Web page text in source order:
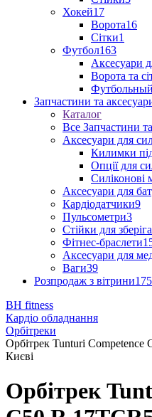
Хокей17
Ворота16
Сітки1
Футбол163
Аксесуари
Ворота та
Запчастини та
Каталог
Все Запчастини
Аксесуари для
Килимки
Опції для
Силіконові
Аксесуари для
Кардіодатчики9
Пульсометри3
Стійки для
Фітнес-браслети
Аксесуари для
Ваги39
Розпродаж з вітрини175
BH fitness
Кардіо обладнання
Орбітреки
Орбітрек Tunturi
Києві
Орбітрек